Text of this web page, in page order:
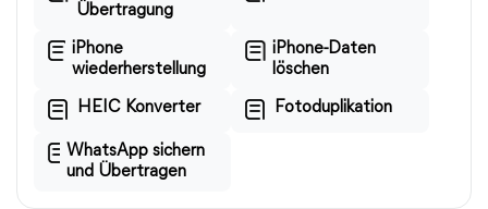
Übertragung
iPhone
wiederherstellung
iPhone-Daten
löschen
HEIC Konverter Fotoduplikation
WhatsApp sichern
und Übertragen